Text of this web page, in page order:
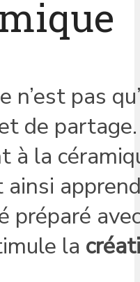
n’est pas
de
à la
préparé
la